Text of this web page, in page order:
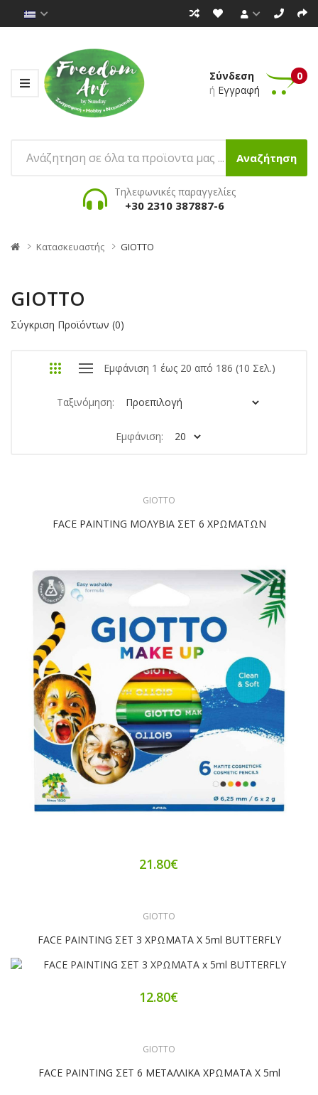
Σύνδεση
ή Εγγραφή
0
Αναζήτηση
Τηλεφωνικές παραγγελίες
+30 2310 387887-6
Κατασκευαστής GIOTTO
GIOTTO
Σύγκριση Προϊόντων (0)
Εμφάνιση 1 έως 20 από 186 (10 Σελ.)
Ταξινόμηση:
Εμφάνιση:
GIOTTO
FACE PAINTING ΜΟΛΥΒΙΑ ΣΕΤ 6 ΧΡΩΜΑΤΩΝ
21.80€
GIOTTO
FACE PAINTING ΣΕΤ 3 ΧΡΩΜΑΤA X 5ml BUTTERFLY
12.80€
GIOTTO
FACE PAINTING ΣΕΤ 6 ΜΕΤΑΛΛΙΚΑ ΧΡΩΜΑΤΑ X 5ml